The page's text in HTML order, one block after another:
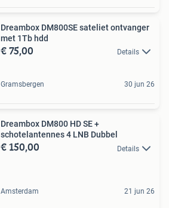
Dreambox DM800SE sateliet ontvanger
met 1Tb hdd
€ 75,00 Details
Gramsbergen 30 jun 26
Dreambox DM800 HD SE +
schotelantennes 4 LNB Dubbel
€ 150,00 Details
Amsterdam 21 jun 26